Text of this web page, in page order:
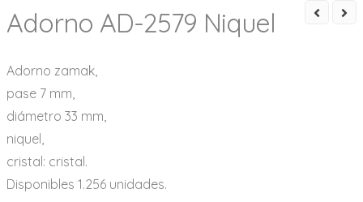
Adorno AD-2579 Niquel
Adorno zamak,
pase 7 mm,
diámetro 33 mm,
niquel,
cristal: cristal.
Disponibles 1.256 unidades.